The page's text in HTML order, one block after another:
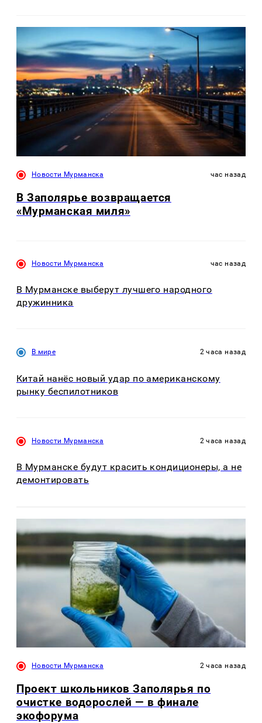
Новости Мурманска час назад
В Заполярье возвращается
«Мурманская миля»
Новости Мурманска час назад
В Мурманске выберут лучшего народного
дружинника
В мире 2 часа назад
Китай нанёс новый удар по американскому
рынку беспилотников
Новости Мурманска 2 часа назад
В Мурманске будут красить кондиционеры, а не
демонтировать
Новости Мурманска 2 часа назад
Проект школьников Заполярья по
очистке водорослей — в финале
экофорума